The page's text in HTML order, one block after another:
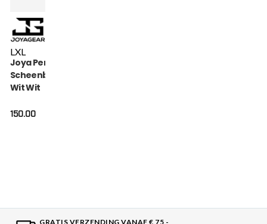
L XL
Joya Performance
Scheenbeschermers
Wit Wit
150.00
GRATIS VERZENDING VANAF € 75,-